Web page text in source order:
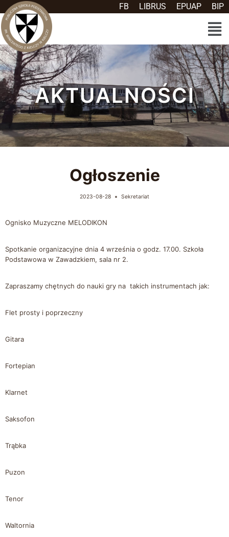
FB LIBRUS EPUAP BIP
AKTUALNOŚCI
Ogłoszenie
2023-08-28 Sekretariat
Ognisko Muzyczne MELODIKON
Spotkanie organizacyjne dnia 4 września o godz. 17.00. Szkoła
Podstawowa w Zawadzkiem, sala nr 2.
Zapraszamy chętnych do nauki gry na takich instrumentach jak:
Flet prosty i poprzeczny
Gitara
Fortepian
Klarnet
Saksofon
Trąbka
Puzon
Tenor
Waltornia